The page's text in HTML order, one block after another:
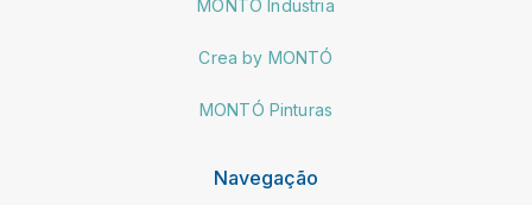
MONTÓ Industria
Crea by MONTÓ
MONTÓ Pinturas
Navegação